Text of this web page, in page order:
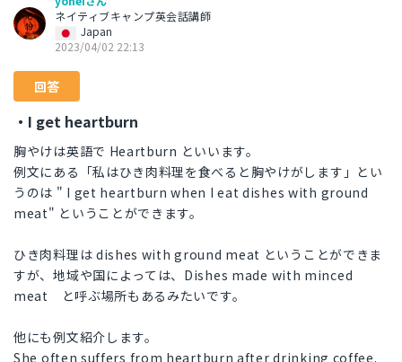
ネイティブキャンプ英会話講師
Japan
2023/04/02 22:13
回答
・I get heartburn
胸やけは英語で Heartburn といいます。
例文にある「私はひき肉料理を食べると胸やけがします」とい
うのは " I get heartburn when I eat dishes with ground
meat" ということができます。
ひき肉料理は dishes with ground meat ということができま
すが、地域や国によっては、Dishes made with minced
meat と呼ぶ場所もあるみたいです。
他にも例文紹介します。
She often suffers from heartburn after drinking coffee.